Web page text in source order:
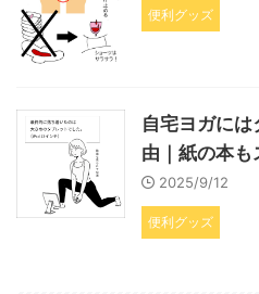
便利グッズ
自宅ヨガに
由｜紙の本
2025/9/12
便利グッズ